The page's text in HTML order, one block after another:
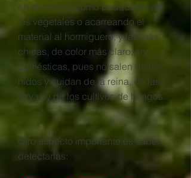
en el exterior como podadoras de
los vegetales o acarreando el
material al hormiguero, y las más
chicas, de color más claro, son
domésticas, pues no salen de los
nidos y cuidan de la reina, de las
larvas y de los cultivos de hongos.
Otro aspecto importante es saber
detectarlas: